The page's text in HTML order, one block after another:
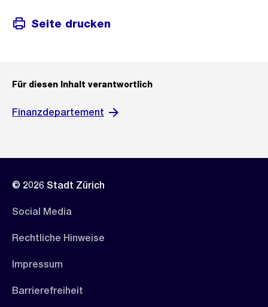
Seite drucken
Für diesen Inhalt verantwortlich
Finanzdepartement
© 2026 Stadt Zürich
Social Media
Rechtliche Hinweise
Impressum
Barrierefreiheit